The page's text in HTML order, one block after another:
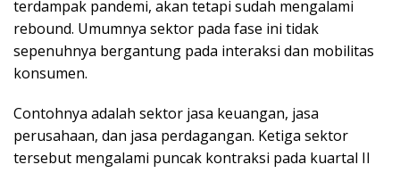
terdampak pandemi, akan tetapi sudah mengalami
rebound. Umumnya sektor pada fase ini tidak
sepenuhnya bergantung pada interaksi dan mobilitas
konsumen.
Contohnya adalah sektor jasa keuangan, jasa
perusahaan, dan jasa perdagangan. Ketiga sektor
tersebut mengalami puncak kontraksi pada kuartal II